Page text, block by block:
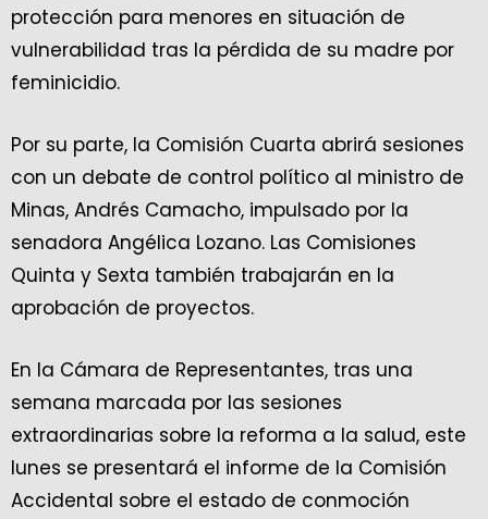
protección para menores en situación de
vulnerabilidad tras la pérdida de su madre por
feminicidio.
Por su parte, la Comisión Cuarta abrirá sesiones
con un debate de control político al ministro de
Minas, Andrés Camacho, impulsado por la
senadora Angélica Lozano. Las Comisiones
Quinta y Sexta también trabajarán en la
aprobación de proyectos.
En la Cámara de Representantes, tras una
semana marcada por las sesiones
extraordinarias sobre la reforma a la salud, este
lunes se presentará el informe de la Comisión
Accidental sobre el estado de conmoción